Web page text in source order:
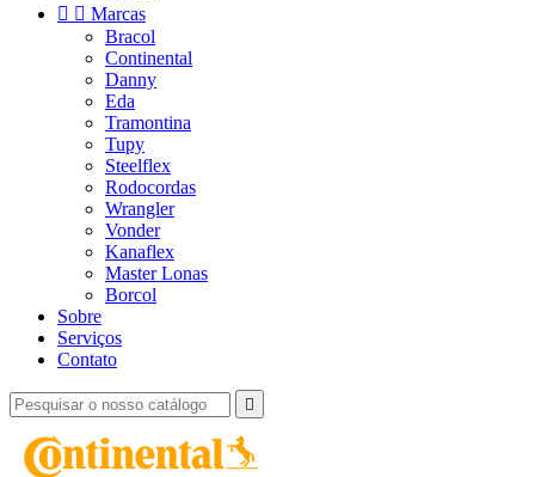
  Marcas
Bracol
Continental
Danny
Eda
Tramontina
Tupy
Steelflex
Rodocordas
Wrangler
Vonder
Kanaflex
Master Lonas
Borcol
Sobre
Serviços
Contato
